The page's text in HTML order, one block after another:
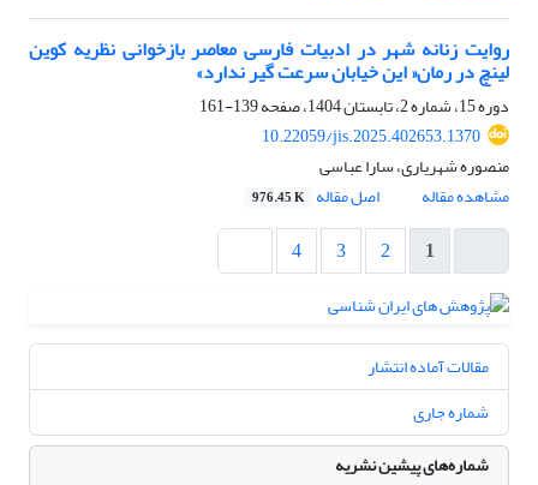
روایت زنانه شهر در ادبیات فارسی معاصر بازخوانی نظریه کوین
لینچ در رمان« این خیابان سرعت گیر ندارد»
دوره 15، شماره 2، تابستان 1404، صفحه
139-161
10.22059/jis.2025.402653.1370
منصوره شهریاری، سارا عباسی
مشاهده مقاله
اصل مقاله 976.45 K
1
2
3
4
مقالات آماده انتشار
شماره جاری
شماره‌های پیشین نشریه